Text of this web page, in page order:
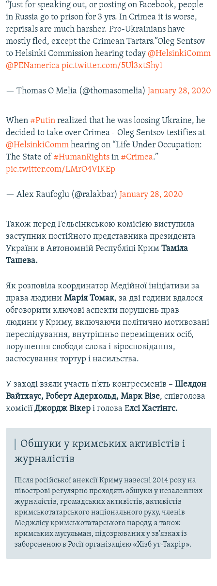
“Just for speaking out, or posting on Facebook, people
in Russia go to prison for 3 yrs. In Crimea it is worse,
reprisals are much harsher. Pro-Ukrainians have
mostly fled, except the Crimean Tartars.”Oleg Sentsov
to Helsinki Commission hearing today @HelsinkiComm
@PENamerica pic.twitter.com/5Ul3xtShy1
— Thomas O Melia (@thomasomelia) January 28, 2020
When #Putin realized that he was loosing Ukraine, he
decided to take over Crimea - Oleg Sentsov testifies at
@HelsinkiComm hearing on “Life Under Occupation:
The State of #HumanRights in #Crimea.”
pic.twitter.com/LMrO4ViKEp
— Alex Raufoglu (@ralakbar) January 28, 2020
Також перед Гельсінкською комісією виступила
заступник постійного представника президента
України в Автономній Республіці Крим Таміла
Ташева.
Як розповіла координатор Медійної ініціативи за
права людини Марія Томак, за дві години вдалося
обговорити ключові аспекти порушень прав
людини у Криму, включаючи політично мотивовані
переслідування, внутрішньо переміщених осіб,
порушення свободи слова і віросповідання,
застосування тортур і насильства.
У заході взяли участь п'ять конгресменів – Шелдон
Вайтхаус, Роберт Адерхольд, Марк Візе, співголова
комісії Джордж Вікер і голова Елсі Хастінгс.
Обшуки у кримських активістів і
журналістів
Після російської анексії Криму навесні 2014 року на
півострові регулярно проходять обшуки у незалежних
журналістів, громадських активістів, активістів
кримськотатарського національного руху, членів
Меджлісу кримськотатарського народу, а також
кримських мусульман, підозрюваних у зв'язках із
забороненою в Росії організацією «Хізб ут-Тахрір».